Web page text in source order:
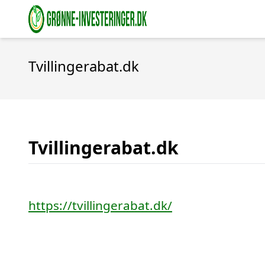
Tvillingerabat.dk
Tvillingerabat.dk
https://tvillingerabat.dk/